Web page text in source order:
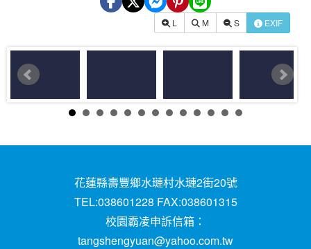
L M S EXIF
花蓮縣壽豐鄉水璉村水璉2街20號
TEL:038601228 FAX:038601315
校園霸凌申訴信箱：
tangshengyuan@yahoo.com.tw